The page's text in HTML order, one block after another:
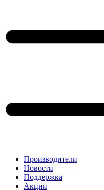
Производители
Новости
Поддержка
Акции